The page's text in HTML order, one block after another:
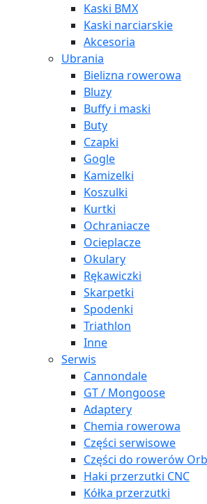
Kaski BMX
Kaski narciarskie
Akcesoria
Ubrania
Bielizna rowerowa
Bluzy
Buffy i maski
Buty
Czapki
Gogle
Kamizelki
Koszulki
Kurtki
Ochraniacze
Ocieplacze
Okulary
Rękawiczki
Skarpetki
Spodenki
Triathlon
Inne
Serwis
Cannondale
GT / Mongoose
Adaptery
Chemia rowerowa
Części serwisowe
Części do rowerów
Haki przerzutki CNC
Kółka przerzutki